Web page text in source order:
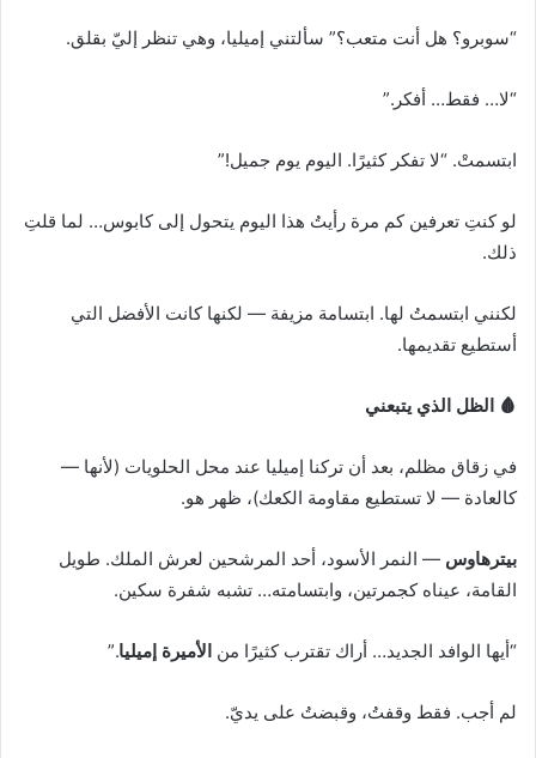
“سوبرو؟ هل أنت متعب؟” سألتني إميليا، وهي تنظر إليّ بقلق.
“لا… فقط… أفكر.”
ابتسمتْ. “لا تفكر كثيرًا. اليوم يوم جميل!”
لو كنتِ تعرفين كم مرة رأيتُ هذا اليوم يتحول إلى كابوس… لما قلتِ
ذلك.
لكنني ابتسمتُ لها. ابتسامة مزيفة — لكنها كانت الأفضل التي
أستطيع تقديمها.
🩸 الظل الذي يتبعني
في زقاق مظلم، بعد أن تركنا إميليا عند محل الحلويات (لأنها —
كالعادة — لا تستطيع مقاومة الكعك)، ظهر هو.
بيترهاوس — النمر الأسود، أحد المرشحين لعرش الملك. طويل
القامة، عيناه كجمرتين، وابتسامته… تشبه شفرة سكين.
“أيها الوافد الجديد… أراك تقترب كثيرًا من الأميرة إميليا.”
لم أجب. فقط وقفتُ، وقبضتُ على يديّ.